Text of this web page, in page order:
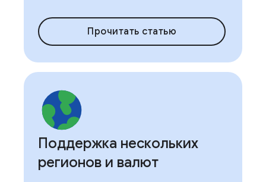
Прочитать статью
Поддержка нескольких
регионов и валют